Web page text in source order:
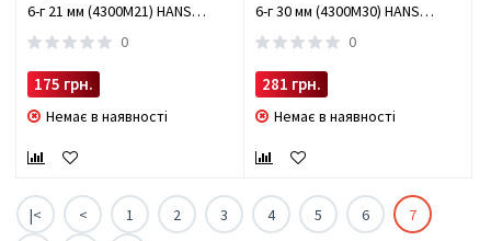
6-г 21 мм (4300M21) HANS
(4300M21)
0
175 грн.
Немає в наявності
6-г 30 мм (4300M30) HANS
(4300M30)
0
281 грн.
Немає в наявності
|< < 1 2 3 4 5 6
7